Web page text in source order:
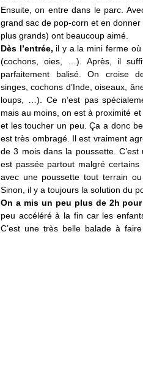
Ensuite, on entre dans le parc.
grand sac de pop-corn et en
plus grands) ont beaucoup aimé.
Dès l’entrée, il y a la mini ferme où
(cochons, oies, …). Après, il
parfaitement balisé. On croise
singes, cochons d’Inde, oiseaux,
loups, …). Ce n’est pas
mais au moins, on est à proximité
et les toucher un peu. Ça a donc
est très ombragé. Il est vraiment
de 3 mois dans la poussette.
est passée partout malgré
avec une poussette tout terrain
Sinon, il y a toujours la solution du
On a mis un peu plus de 2h
peu accéléré à la fin car les
C’est une très belle balade à